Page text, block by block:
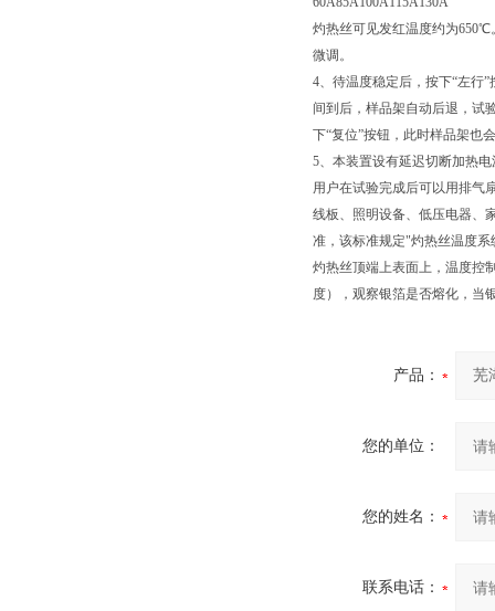
灼热丝可见发红温度约为650℃
微调。
4、待温度稳定后，按下“左行
间到后，样品架自动后退，试
下“复位”按钮，此时样品架也
5、本装置设有延迟切断加热
用户在试验完成后可以用排气
线板、照明设备、低压电器、
准，该标准规定"灼热丝温度系
灼热丝顶端上表面上，温度控
度），观察银箔是否熔化，当
产品：
您的单位：
您的姓名：
联系电话：